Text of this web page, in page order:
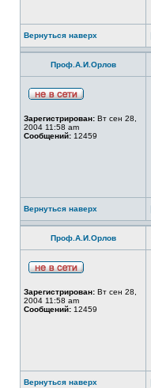
Вернуться наверх
Проф.А.И.Орлов
Зарегистрирован: Вт сен 28,
2004 11:58 am
Сообщений: 12459
Вернуться наверх
Проф.А.И.Орлов
Зарегистрирован: Вт сен 28,
2004 11:58 am
Сообщений: 12459
Вернуться наверх